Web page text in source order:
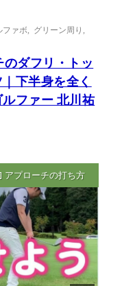
ファボ グリーン周り
ダフリ・トッ
下半身を全く
ファー 北川祐
アプローチの打ち方